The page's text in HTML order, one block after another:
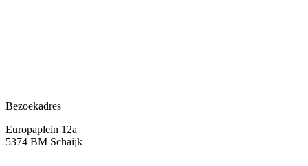
Bezoekadres
Europaplein 12a
5374 BM Schaijk